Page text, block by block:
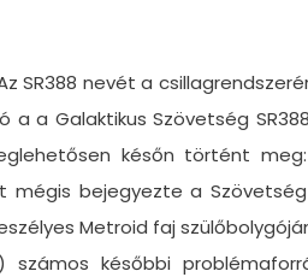
SR388 nevét a
a Galaktikus Szövetség
későn történt
mégis bejegyezte a
Metroid faj
későbbi